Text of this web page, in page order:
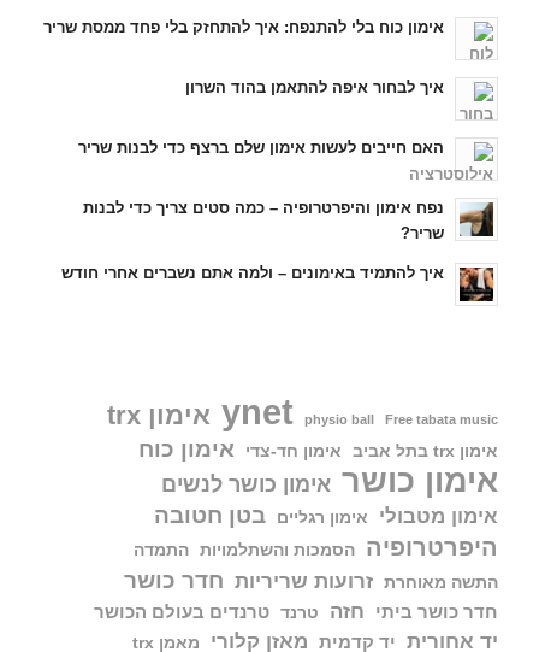
אימון כוח בלי להתנפח: איך להתחזק בלי פחד ממסת שריר
איך לבחור איפה להתאמן בהוד השרון
האם חייבים לעשות אימון שלם ברצף כדי לבנות שריר
נפח אימון והיפרטרופיה – כמה סטים צריך כדי לבנות
שריר?
איך להתמיד באימונים – ולמה אתם נשברים אחרי חודש
Free tabata music
physio ball
ynet אימון trx
אימון trx בתל אביב אימון חד-צדי אימון כוח
אימון כושר אימון כושר לנשים
אימון מטבולי אימון רגליים
בטן חטובה
היפרטרופיה
הסמכות והשתלמויות
התמדה
התשה מאוחרת
זרועות שריריות חדר כושר
חדר כושר ביתי חזה טרנד טרנדים בעולם הכושר
יד אחורית יד קדמית מאזן קלורי מאמן trx